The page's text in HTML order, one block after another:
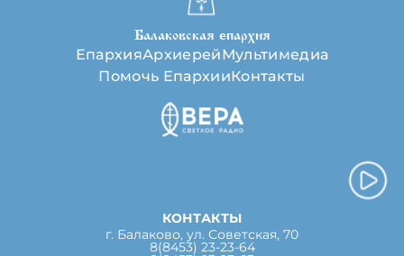
Балаковская епархия
ЕпархияАрхиерейМультимедиа
Помочь ЕпархииКонтакты
КОНТАКТЫ
г. Балаково, ул. Советская, 70
8(8453) 23-23-64